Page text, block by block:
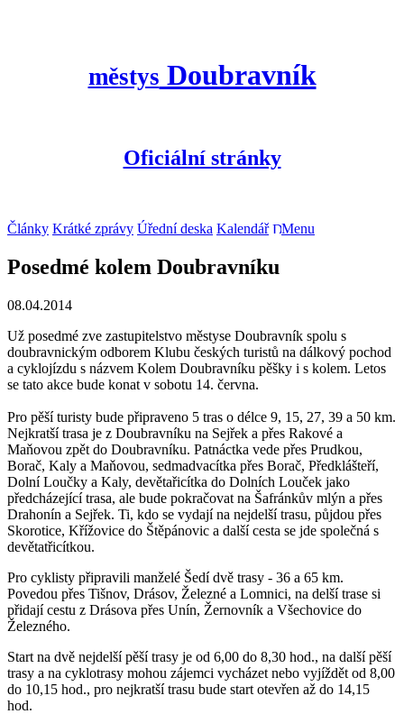
městys Doubravník
Oficiální stránky
Články Krátké zprávy Úřední deska Kalendář Menu
Posedmé kolem Doubravníku
08.04.2014
Už posedmé zve zastupitelstvo městyse Doubravník spolu s
doubravnickým odborem Klubu českých turistů na dálkový pochod
a cyklojízdu s názvem Kolem Doubravníku pěšky i s kolem. Letos
se tato akce bude konat v sobotu 14. června.
Pro pěší turisty bude připraveno 5 tras o délce 9, 15, 27, 39 a 50 km.
Nejkratší trasa je z Doubravníku na Sejřek a přes Rakové a
Maňovou zpět do Doubravníku. Patnáctka vede přes Prudkou,
Borač, Kaly a Maňovou, sedmadvacítka přes Borač, Předklášteří,
Dolní Loučky a Kaly, devětařicítka do Dolních Louček jako
předcházející trasa, ale bude pokračovat na Šafránkův mlýn a přes
Drahonín a Sejřek. Ti, kdo se vydají na nejdelší trasu, půjdou přes
Skorotice, Křížovice do Štěpánovic a další cesta se jde společná s
devětatřicítkou.
Pro cyklisty připravili manželé Šedí dvě trasy - 36 a 65 km.
Povedou přes Tišnov, Drásov, Železné a Lomnici, na delší trase si
přidají cestu z Drásova přes Unín, Žernovník a Všechovice do
Železného.
Start na dvě nejdelší pěší trasy je od 6,00 do 8,30 hod., na další pěší
trasy a na cyklotrasy mohou zájemci vycházet nebo vyjíždět od 8,00
do 10,15 hod., pro nejkratší trasu bude start otevřen až do 14,15
hod.